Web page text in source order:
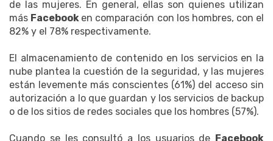
de las mujeres. En general, ellas son quienes utilizan
más Facebook en comparación con los hombres, con el
82% y el 78% respectivamente.
El almacenamiento de contenido en los servicios en la
nube plantea la cuestión de la seguridad, y las mujeres
están levemente más conscientes (61%) del acceso sin
autorización a lo que guardan y los servicios de backup
o de los sitios de redes sociales que los hombres (57%).
Cuando se les consultó a los usuarios de Facebook